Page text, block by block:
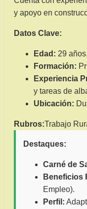
y apoyo en
Datos Clave:
Edad: 29 años.
Formación:
Experiencia
y tareas de
Ubicación:
Rubros:Trabajo
Destaques:
Carné de
Beneficios
Empleo).
Perfil: